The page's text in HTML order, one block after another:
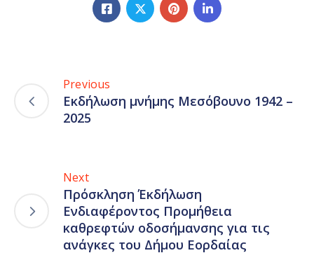
Previous
Εκδήλωση μνήμης Μεσόβουνο 1942 –
2025
Next
Πρόσκληση Έκδήλωση
Ενδιαφέροντος Προμήθεια
καθρεφτών οδοσήμανσης για τις
ανάγκες του Δήμου Εορδαίας